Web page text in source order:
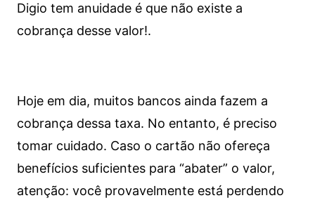
Digio tem anuidade é que não existe a
cobrança desse valor!.
Hoje em dia, muitos bancos ainda fazem a
cobrança dessa taxa. No entanto, é preciso
tomar cuidado. Caso o cartão não ofereça
benefícios suficientes para “abater” o valor,
atenção: você provavelmente está perdendo